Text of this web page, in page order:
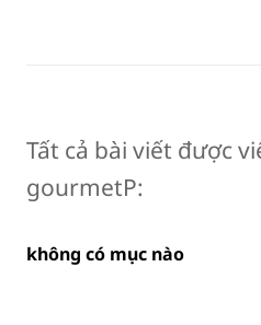
Tất cả bài viết được
gourmetP:
không có mục nào